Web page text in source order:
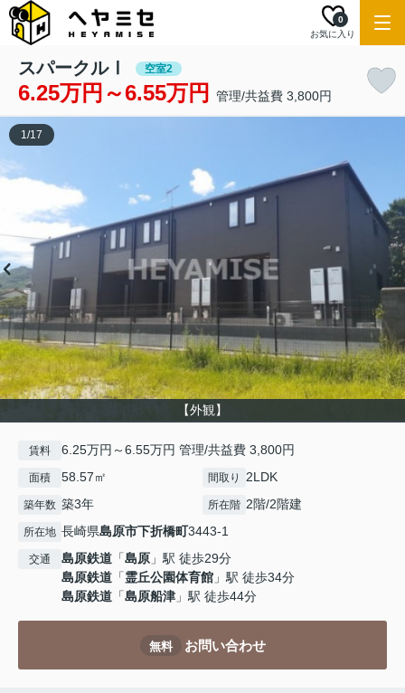
お気に入り
0
スパークルⅠ 空室2
6.25万円～6.55万円 管理/共益費 3,800円
【外観】
1/17
賃料 6.25万円～6.55万円 管理/共益費 3,800円
面積 58.57㎡ 間取り 2LDK
築年数 築3年 所在階 2階/2階建
所在地 長崎県島原市下折橋町3443-1
交通 島原鉄道 「島原 」駅 徒歩29分
島原鉄道 「霊丘公園体育館 」駅 徒歩34分
島原鉄道 「島原船津 」駅 徒歩44分
無料 お問い合わせ